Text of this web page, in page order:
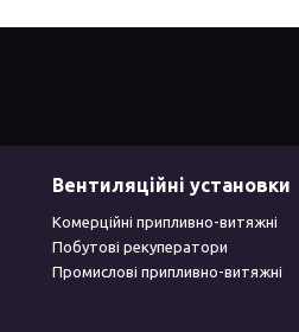
Вентиляційні установки
Комерційні припливно-витяжні
Побутові рекуператори
Промислові припливно-витяжні